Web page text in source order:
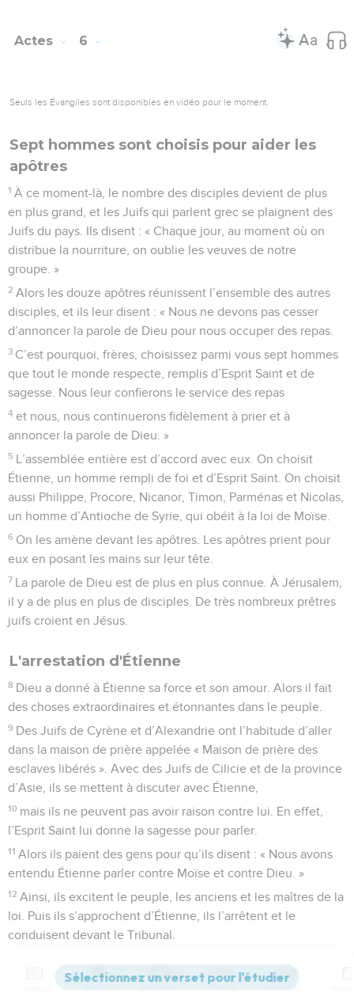
Actes 6
Seuls les Évangiles sont disponibles en vidéo pour le moment.
Sept hommes sont choisis pour aider les
apôtres
1 À ce moment-là, le nombre des disciples devient de plus
en plus grand, et les Juifs qui parlent grec se plaignent des
Juifs du pays. Ils disent : « Chaque jour, au moment où on
distribue la nourriture, on oublie les veuves de notre
groupe. »
2 Alors les douze apôtres réunissent l’ensemble des autres
disciples, et ils leur disent : « Nous ne devons pas cesser
d’annoncer la parole de Dieu pour nous occuper des repas.
3 C’est pourquoi, frères, choisissez parmi vous sept hommes
que tout le monde respecte, remplis d’Esprit Saint et de
sagesse. Nous leur confierons le service des repas
4 et nous, nous continuerons fidèlement à prier et à
annoncer la parole de Dieu. »
5 L’assemblée entière est d’accord avec eux. On choisit
Étienne, un homme rempli de foi et d’Esprit Saint. On choisit
aussi Philippe, Procore, Nicanor, Timon, Parménas et Nicolas,
un homme d’Antioche de Syrie, qui obéit à la loi de Moïse.
6 On les amène devant les apôtres. Les apôtres prient pour
eux en posant les mains sur leur tête.
7 La parole de Dieu est de plus en plus connue. À Jérusalem,
il y a de plus en plus de disciples. De très nombreux prêtres
juifs croient en Jésus.
L'arrestation d'Étienne
8 Dieu a donné à Étienne sa force et son amour. Alors il fait
des choses extraordinaires et étonnantes dans le peuple.
9 Des Juifs de Cyrène et d’Alexandrie ont l’habitude d’aller
dans la maison de prière appelée « Maison de prière des
esclaves libérés ». Avec des Juifs de Cilicie et de la province
d’Asie, ils se mettent à discuter avec Étienne,
10 mais ils ne peuvent pas avoir raison contre lui. En effet,
l’Esprit Saint lui donne la sagesse pour parler.
11 Alors ils paient des gens pour qu’ils disent : « Nous avons
entendu Étienne parler contre Moïse et contre Dieu. »
12 Ainsi, ils excitent le peuple, les anciens et les maîtres de la
loi. Puis ils s’approchent d’Étienne, ils l’arrêtent et le
conduisent devant le Tribunal.
homme parle sans arrêt contre le saint temple et contre la loi
Versions Commentaires Strong